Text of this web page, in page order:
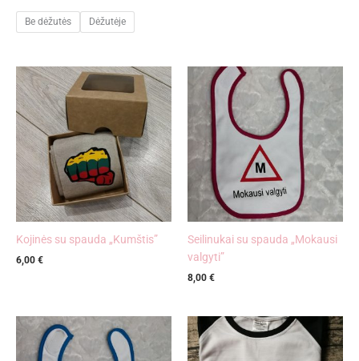
Be dėžutės Dėžutėje
Kojinės su spauda „Kumštis”
6,00 €
Seilinukai su spauda „Mokausi
valgyti”
8,00 €